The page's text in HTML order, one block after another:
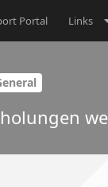
Portal Links